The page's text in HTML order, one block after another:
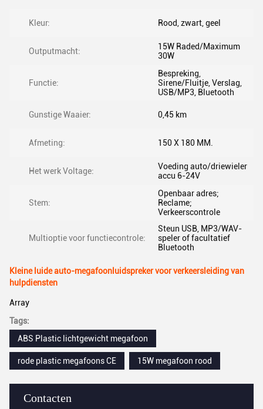
Contacten
Kleur: Rood, zwart, geel
Outputmacht:
15W Raded/Maximum
30W
Functie:
Bespreking,
Sirene/Fluitje, Verslag,
USB/MP3, Bluetooth
Gunstige Waaier: 0,45 km
Afmeting: 150 X 180 MM.
Het werk Voltage:
Voeding auto/driewieler
accu 6-24V
Stem:
Openbaar adres;
Reclame;
Verkeerscontrole
Multioptie voor functiecontrole:
Steun USB, MP3/WAV-
speler of facultatief
Bluetooth
Kleine luide auto-megafoonluidspreker voor verkeersleiding van
hulpdiensten
Array
Tags:
ABS Plastic lichtgewicht megafoon
rode plastic megafoons CE 15W megafoon rood